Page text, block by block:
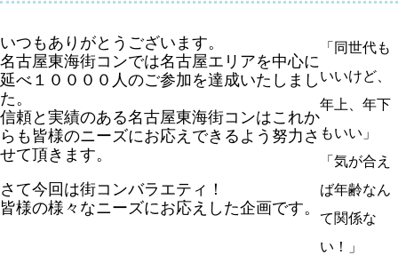
いつもありがとうございます。
名古屋東海街コンでは名古屋エリアを中心に
延べ１００００人のご参加を達成いたしまし
た。
信頼と実績のある名古屋東海街コンはこれか
らも皆様のニーズにお応えできるよう努力さ
せて頂きます。
さて今回は街コンバラエティ！
皆様の様々なニーズにお応えした企画です。
「同世代も
いいけど、
年上、年下
もいい」
「気が合え
ば年齢なん
て関係な
い！」